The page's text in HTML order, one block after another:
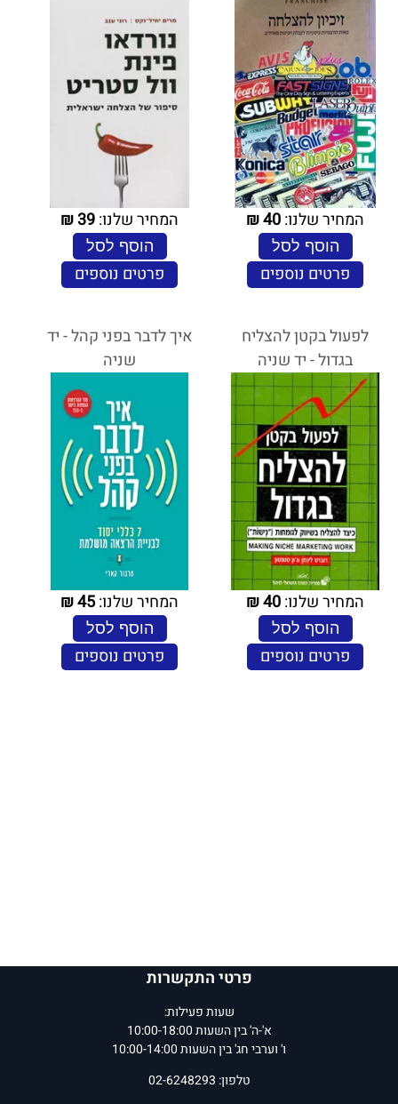
המחיר שלנו:40
₪
הוסף לסל
פרטים נוספים
המחיר שלנו:39
₪
הוסף לסל
פרטים נוספים
לפעול בקטן להצליח
בגדול - יד שניה
המחיר שלנו:40
₪
הוסף לסל
פרטים נוספים
איך לדבר בפני קהל - יד
שניה
המחיר שלנו:45
₪
הוסף לסל
פרטים נוספים
פרטי התקשרות
שעות פעילות:
א'-ה' בין השעות 10:00-18:00
ו' וערבי חג' בין השעות 10:00-14:00
טלפון: 02-6248293